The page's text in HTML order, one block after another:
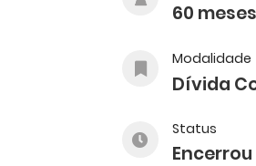
60 meses
Modalidade
Dívida
Status